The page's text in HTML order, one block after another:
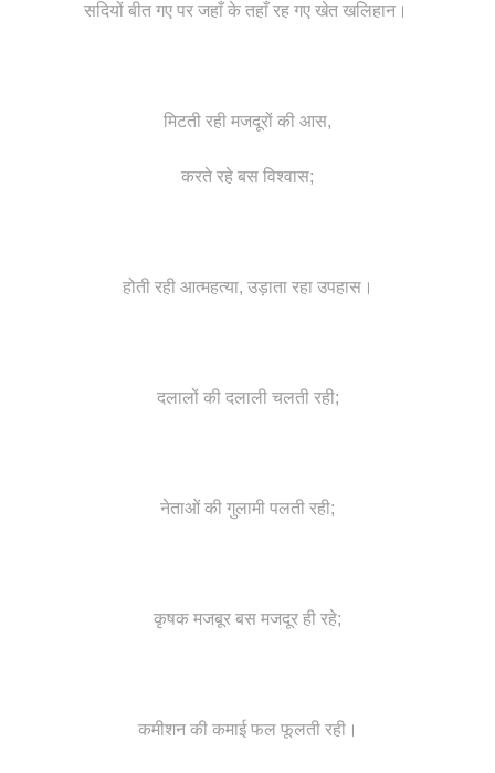
सदियों बीत गए पर जहाँ के तहाँ रह गए खेत खलिहान।
मिटती रही मजदूरों की आस,
करते रहे बस विश्वास;
होती रही आत्महत्या, उड़ाता रहा उपहास।
दलालों की दलाली चलती रही;
नेताओं की गुलामी पलती रही;
कृषक मजबूर बस मजदूर ही रहे;
कमीशन की कमाई फल फूलती रही।